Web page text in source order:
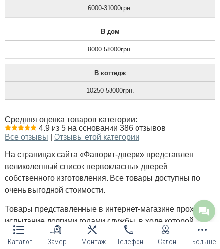
Каталог Замер Монтаж Телефон Салон Больше
6000-31000грн.
В дом
9000-58000грн.
В коттедж
10250-58000грн.
Средняя оценка товаров категории:
4.9 из 5 на основании 386 отзывов
Все отзывы
Отзывы етой категории
На страницах сайта «Фаворит-двери» представлен
великолепный список первокласных дверей
собственного изготовления. Все товары доступны по
очень выгодной стоимости.
Товары представленные в интернет-магазине проходят
испытание долгими годами службы, в ходе которой
подтверждают характеристики и способность защитить
коттедж или квартиру, не только от